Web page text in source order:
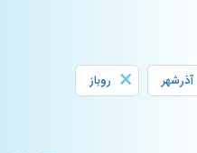
آذرشهر × روباز